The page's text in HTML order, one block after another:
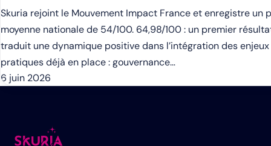
Skuria rejoint le Mouvement Impact France et enregistre un
moyenne nationale de 54/100. 64,98/100 : un premier
traduit une dynamique positive dans l’intégration des
pratiques déjà en place : gouvernance…
6 juin 2026